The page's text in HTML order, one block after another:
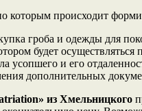
которым происходит
гроба и одежды для
будет осуществляться
усопшего и его
дополнительных
из Хмельницкого